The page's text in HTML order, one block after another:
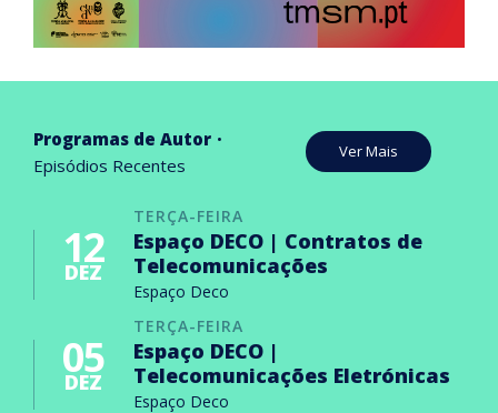
Programas de Autor
Episódios Recentes
Ver Mais
TERÇA-FEIRA
12
DEZ
Espaço DECO | Contratos de
Telecomunicações
Espaço Deco
TERÇA-FEIRA
05
DEZ
Espaço DECO |
Telecomunicações Eletrónicas
Espaço Deco